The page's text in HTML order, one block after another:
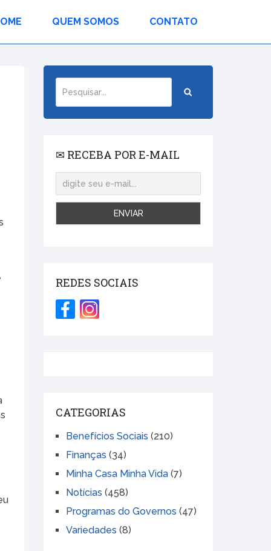
QUEM SOMOS CONTATO
✉ RECEBA POR E-MAIL
REDES SOCIAIS
CATEGORIAS
Benefícios Sociais (210)
Finanças (34)
Minha Casa Minha Vida (7)
Notícias (458)
Programas do Governos (47)
Variedades (8)